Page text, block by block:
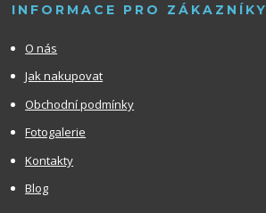
INFORMACE PRO ZÁKAZNÍKY
O nás
Jak nakupovat
Obchodní podmínky
Fotogalerie
Kontakty
Blog